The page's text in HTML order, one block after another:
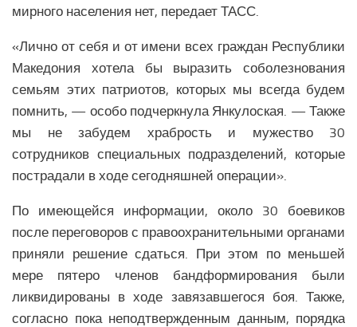
мирного населения нет, передает ТАСС.
«Лично от себя и от имени всех граждан Республики
Македония хотела бы выразить соболезнования
семьям этих патриотов, которых мы всегда будем
помнить, — особо подчеркнула Янкулоская. — Также
мы не забудем храбрость и мужество 30
сотрудников специальных подразделений, которые
пострадали в ходе сегодняшней операции».
По имеющейся информации, около 30 боевиков
после переговоров с правоохранительными органами
приняли решение сдаться. При этом по меньшей
мере пятеро членов бандформирования были
ликвидированы в ходе завязавшегося боя. Также,
согласно пока неподтвержденным данным, порядка